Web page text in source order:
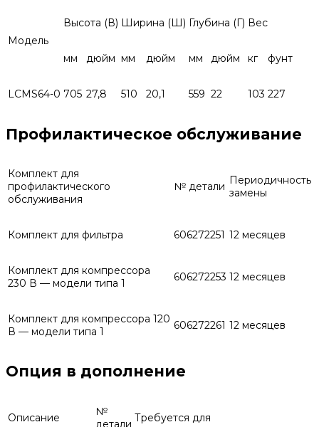
Модель
Высота (В) Ширина (Ш) Глубина (Г) Вес
мм дюйм мм дюйм мм дюйм кг фунт
LCMS64-0 705 27,8 510 20,1 559 22 103 227
Профилактическое обслуживание
Комплект для
профилактического
обслуживания
№ детали Периодичность
замены
Комплект для фильтра 606272251 12 месяцев
Комплект для компрессора
230 В — модели типа 1
606272253 12 месяцев
Комплект для компрессора 120
В — модели типа 1
606272261 12 месяцев
Опция в дополнение
Описание
№
детали Требуется для